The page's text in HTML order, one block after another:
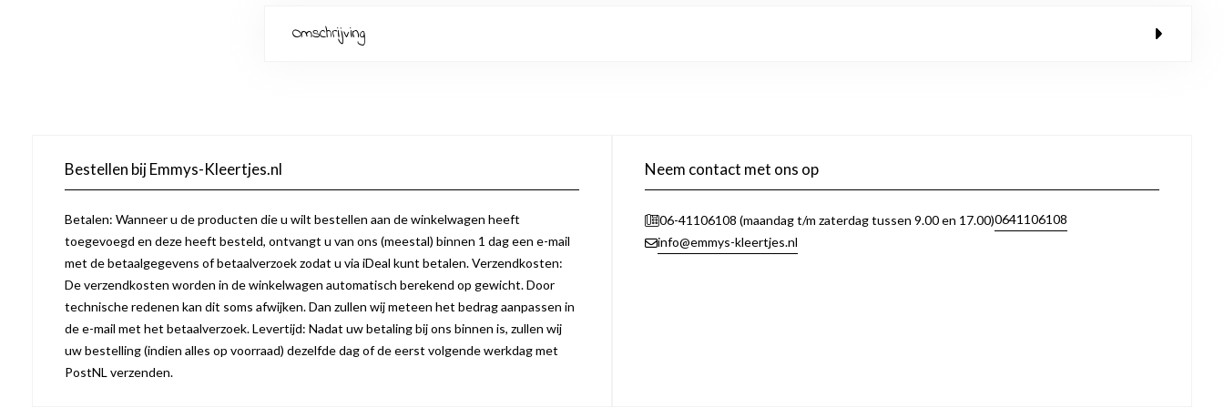
Omschrijving
Bestellen bij Emmys-Kleertjes.nl
Betalen: Wanneer u de producten die u wilt bestellen aan de winkelwagen heeft
toegevoegd en deze heeft besteld, ontvangt u van ons (meestal) binnen 1 dag een e-mail
met de betaalgegevens of betaalverzoek zodat u via iDeal kunt betalen. Verzendkosten:
De verzendkosten worden in de winkelwagen automatisch berekend op gewicht. Door
technische redenen kan dit soms afwijken. Dan zullen wij meteen het bedrag aanpassen in
de e-mail met het betaalverzoek. Levertijd: Nadat uw betaling bij ons binnen is, zullen wij
uw bestelling (indien alles op voorraad) dezelfde dag of de eerst volgende werkdag met
PostNL verzenden.
Neem contact met ons op
06-41106108 (maandag t/m zaterdag tussen 9.00 en 17.00)0641106108
info@emmys-kleertjes.nl